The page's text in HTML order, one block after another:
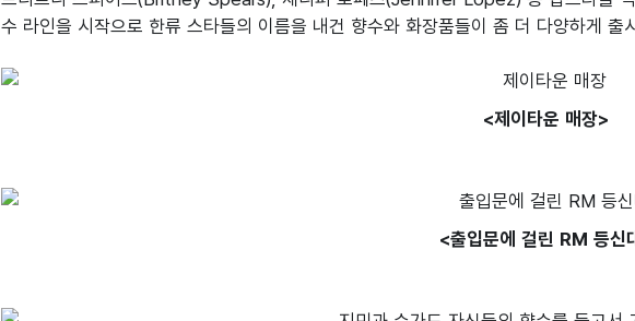
수 라인을 시작으로 한류 스타들의 이름을 내건 향수와 화장품들이 좀 더 다양하게 출
<제이타운 매장>
<출입문에 걸린 RM 등신